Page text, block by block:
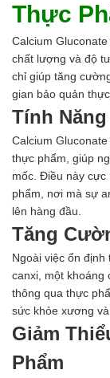
HÓA CHẤT THỦY
Hóa chất xử lý nước
Men đường ruột
Men vi sinh EM gốc
Bổ sung khoáng chất
Phòng và trị bệnh
Bổ sung dinh dưỡng
Hấp thụ khí độc
HÓA CHẤT XỬ LÝ
Xử lý nước hồ bơi
Xử lý nước sinh hoạt
Xử lý nước thải
Xử lý nước giếng
Xử lý nước khác
DUNG MÔI CÔNG
Pha sơn nước
Pha sơn epoxy
Pha sơn dầu
Pha sơn tĩnh điện
Dung môi khác
Thực
Calcium
chất lượng và độ
chỉ giúp tăng
gian bảo quản
Tính
Calcium
thực phẩm, giúp
mốc. Điều này cực
phẩm, nơi mà sự
lên hàng đầu.
Tăng
Ngoài việc ổn
canxi, một khoáng
thông qua thực
sức khỏe xương
Giảm
Phẩm